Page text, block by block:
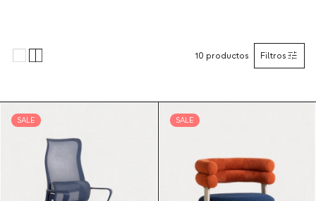
Filtros
10 productos
SALE SALE